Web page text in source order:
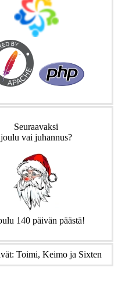
Seuraavaksi
joulu vai juhannus?
140 päivän päästä!
Toimi, Keimo ja Sixten